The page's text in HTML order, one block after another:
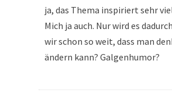
ja, das Thema inspiriert sehr
Mich ja auch. Nur wird es
wir schon so weit, dass man
ändern kann? Galgenhumor?